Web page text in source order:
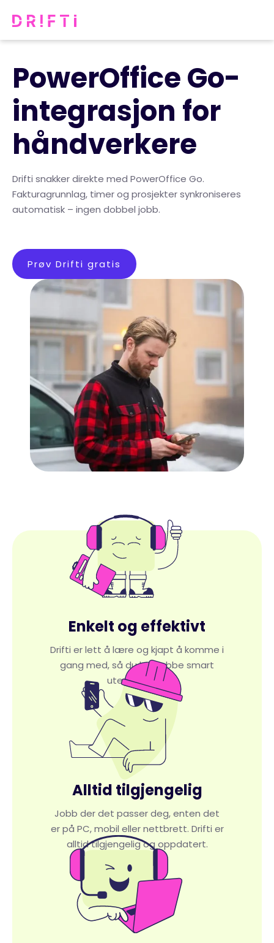
PowerOffice Go-
integrasjon for
håndverkere
Drifti snakker direkte med PowerOffice Go.
Fakturagrunnlag, timer og prosjekter synkroniseres
automatisk – ingen dobbel jobb.
Prøv Drifti gratis
Enkelt og effektivt
Drifti er lett å lære og kjapt å komme i
gang med, så du kan jobbe smart
uten å knote.
Alltid tilgjengelig
Jobb der det passer deg, enten det
er på PC, mobil eller nettbrett. Drifti er
alltid tilgjengelig og oppdatert.